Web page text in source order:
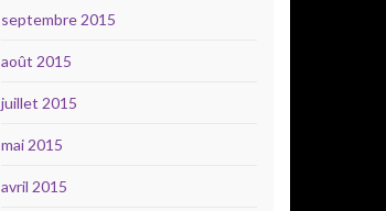
septembre 2015
août 2015
juillet 2015
mai 2015
avril 2015